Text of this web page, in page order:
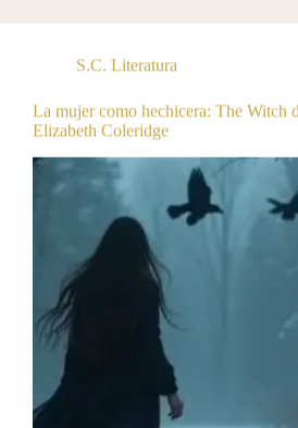
S.C. Literatura
La mujer como hechicera: The Witch
Elizabeth Coleridge